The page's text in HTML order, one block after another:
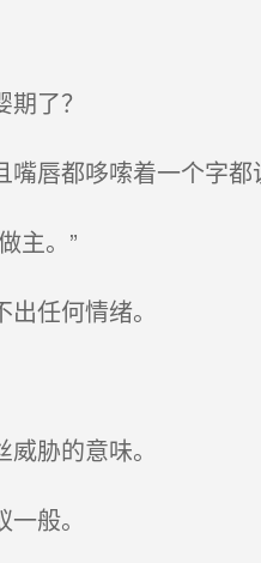
了？
唇都哆嗦着一个字都
主。”
任何情绪。
胁的意味。
般。